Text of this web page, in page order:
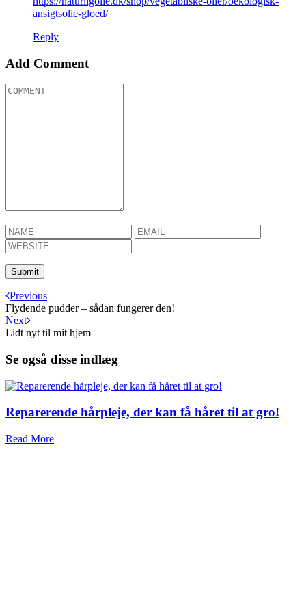
ansigtsolie-gloed/
Reply
Add Comment
Previous
Flydende pudder – sådan fungerer den!
Next
Lidt nyt til mit hjem
Se også disse indlæg
Reparerende hårpleje, der kan få håret til at gro!
Read More